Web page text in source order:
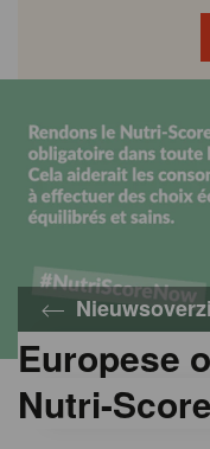
Europese
Nutri-Score
academy
society